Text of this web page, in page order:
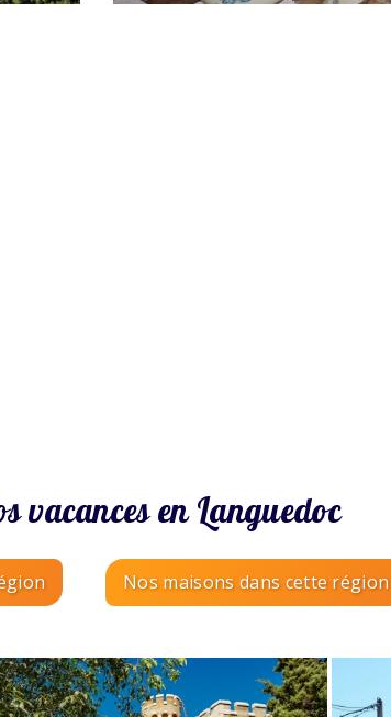
vacances en Languedoc
Nos maisons dans cette région